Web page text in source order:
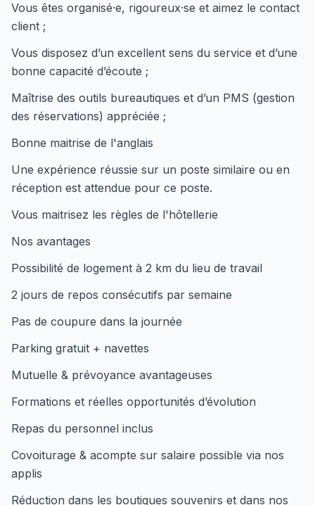
Vous êtes organisé·e, rigoureux·se et aimez le contact
client ;
Vous disposez d’un excellent sens du service et d’une
bonne capacité d’écoute ;
Maîtrise des outils bureautiques et d’un PMS (gestion
des réservations) appréciée ;
Bonne maitrise de l'anglais
Une expérience réussie sur un poste similaire ou en
réception est attendue pour ce poste.
Vous maitrisez les règles de l'hôtellerie
Nos avantages
Possibilité de logement à 2 km du lieu de travail
2 jours de repos consécutifs par semaine
Pas de coupure dans la journée
Parking gratuit + navettes
Mutuelle & prévoyance avantageuses
Formations et réelles opportunités d’évolution
Repas du personnel inclus
Covoiturage & acompte sur salaire possible via nos
applis
Réduction dans les boutiques souvenirs et dans nos